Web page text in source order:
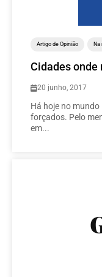
Artigo de Opinião Na
Cidades onde
20 junho, 2017
Há hoje no
forçados. Pelo
em...